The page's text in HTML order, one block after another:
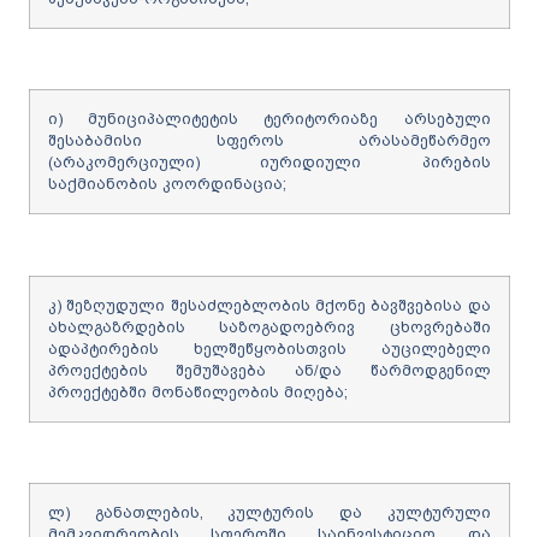
ი) მუნიციპალიტეტის ტერიტორიაზე არსებული
შესაბამისი სფეროს არასამეწარმეო
(არაკომერციული) იურიდიული პირების
საქმიანობის კოორდინაცია;
კ) შეზღუდული შესაძლებლობის მქონე ბავშვებისა და
ახალგაზრდების საზოგადოებრივ ცხოვრებაში
ადაპტირების ხელშეწყობისთვის აუცილებელი
პროექტების შემუშავება ან/და წარმოდგენილ
პროექტებში მონაწილეობის მიღება;
ლ) განათლების, კულტურის და კულტურული